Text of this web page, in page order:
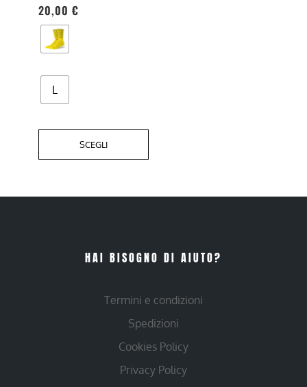
20,00 €
L
SCEGLI
essere
scelte
nella
del
HAI BISOGNO DI AIUTO?
Termini e condizioni
Spedizioni
Cookies Policy
Privacy Policy